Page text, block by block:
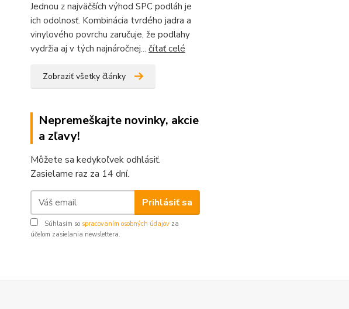
Jednou z najväčších výhod SPC podláh je
ich odolnosť. Kombinácia tvrdého jadra a
vinylového povrchu zaručuje, že podlahy
vydržia aj v tých najnáročnej... čítať celé
Zobraziť všetky články
Nepremeškajte novinky, akcie
a zľavy!
Môžete sa kedykoľvek odhlásiť.
Zasielame raz za 14 dní.
Prihlásiť sa
Súhlasím so spracovaním osobných údajov za
účelom zasielania newslettera.